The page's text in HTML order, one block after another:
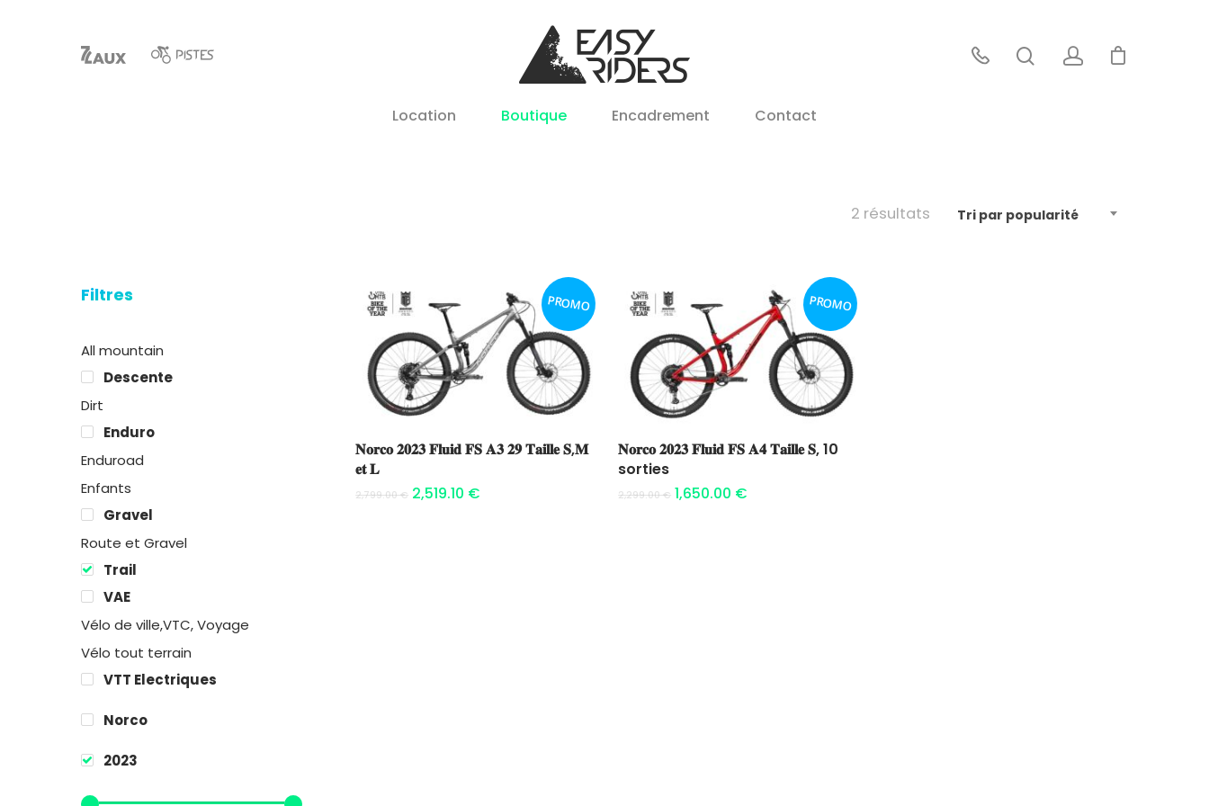
Hit enter to search or ESC to close
Location Boutique Encadrement Contact
Tri par popularité
2 résultats
Filtres
All mountain
Descente
Dirt
Enduro
Enduroad
Enfants
Gravel
Route et Gravel
Trail
VAE
Vélo de ville,VTC, Voyage
Vélo tout terrain
VTT Electriques
Norco
2023
PROMO
Ajouter au panier
𝐍𝐨𝐫𝐜𝐨 𝟐𝟎𝟐𝟑 𝐅𝐥𝐮𝐢𝐝 𝐅𝐒 𝐀𝟑 𝟐𝟗 𝐓𝐚𝐢𝐥𝐥𝐞 𝐒,𝐌
𝐞𝐭 𝐋
2,799.00€ 2,519.10 €
PROMO
Ajouter au panier
𝐍𝐨𝐫𝐜𝐨 𝟐𝟎𝟐𝟑 𝐅𝐥𝐮𝐢𝐝 𝐅𝐒 𝐀𝟒 𝐓𝐚𝐢𝐥𝐥𝐞 𝐒, 10
sorties
2,299.00€ 1,650.00 €